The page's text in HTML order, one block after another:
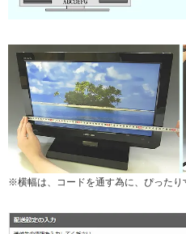
※横幅は、コードを通す為に、ぴった